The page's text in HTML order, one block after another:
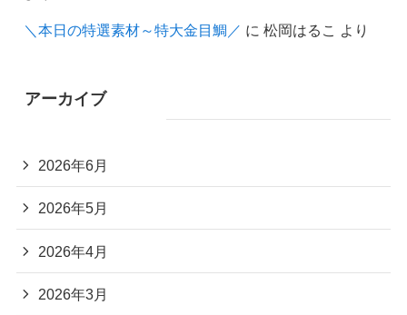
より
アーカイブ
2026年6月